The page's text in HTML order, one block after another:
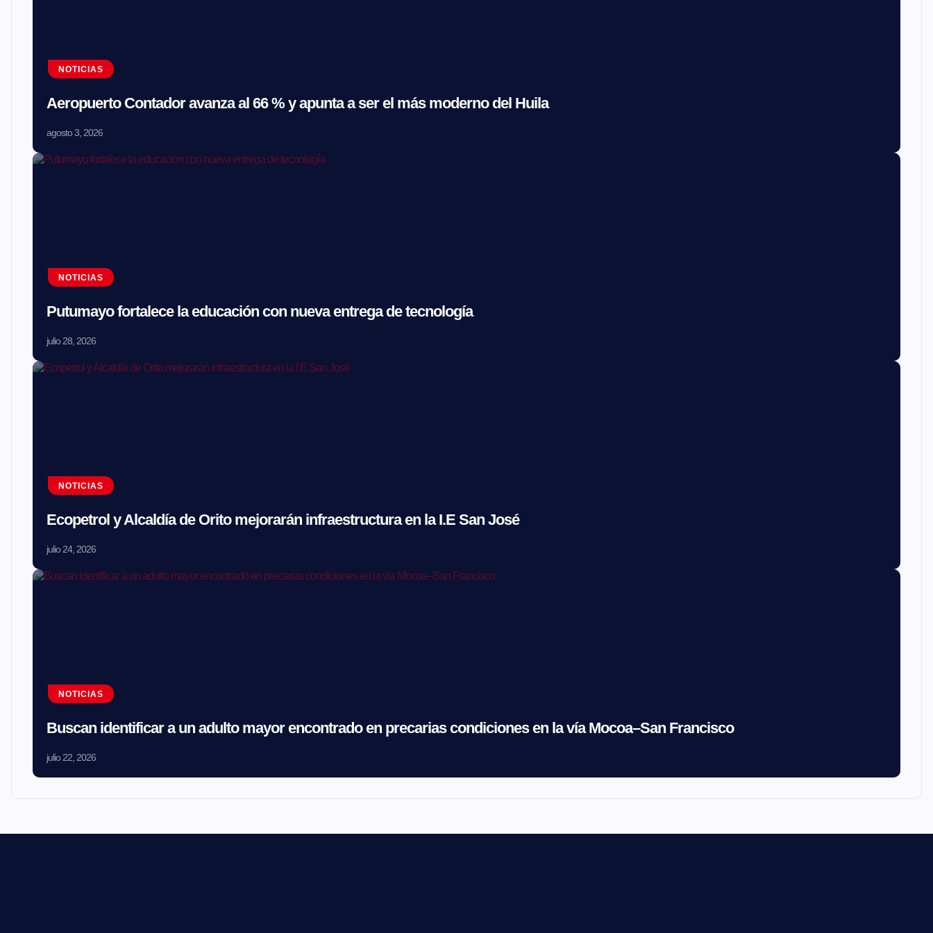
NOTICIAS
Aeropuerto Contador avanza al 66 % y apunta a ser el más moderno del Huila
agosto 3, 2026
NOTICIAS
Putumayo fortalece la educación con nueva entrega de tecnología
julio 28, 2026
NOTICIAS
Ecopetrol y Alcaldía de Orito mejorarán infraestructura en la I.E San José
julio 24, 2026
NOTICIAS
Buscan identificar a un adulto mayor encontrado en precarias condiciones en la vía Mocoa–San Francisco
julio 22, 2026